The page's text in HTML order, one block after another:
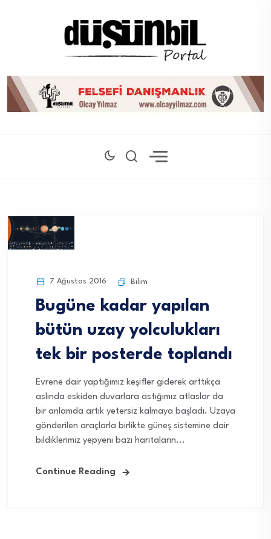
7 Ağustos 2016 Bilim
Bugüne kadar yapılan
bütün uzay yolculukları
tek bir posterde toplandı
Evrene dair yaptığımız keşifler giderek arttıkça
aslında eskiden duvarlara astığımız atlaslar da
bir anlamda artık yetersiz kalmaya başladı. Uzaya
gönderilen araçlarla birlikte güneş sistemine dair
bildiklerimiz yepyeni bazı haritaların...
Continue Reading